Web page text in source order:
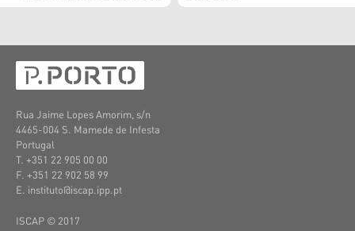
Rua Jaime Lopes Amorim, s/n
4465-004 S. Mamede de Infesta
Portugal
T. +351 22 905 00 00
F. +351 22 902 58 99
E. instituto@iscap.ipp.pt
ISCAP © 2017